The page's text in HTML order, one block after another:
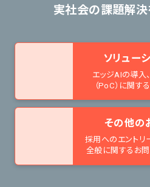
実社会の課題解決
ソリュー
エッジAIの導入
（PoC）に関す
その他の
採用へのエントリ
全般に関するお